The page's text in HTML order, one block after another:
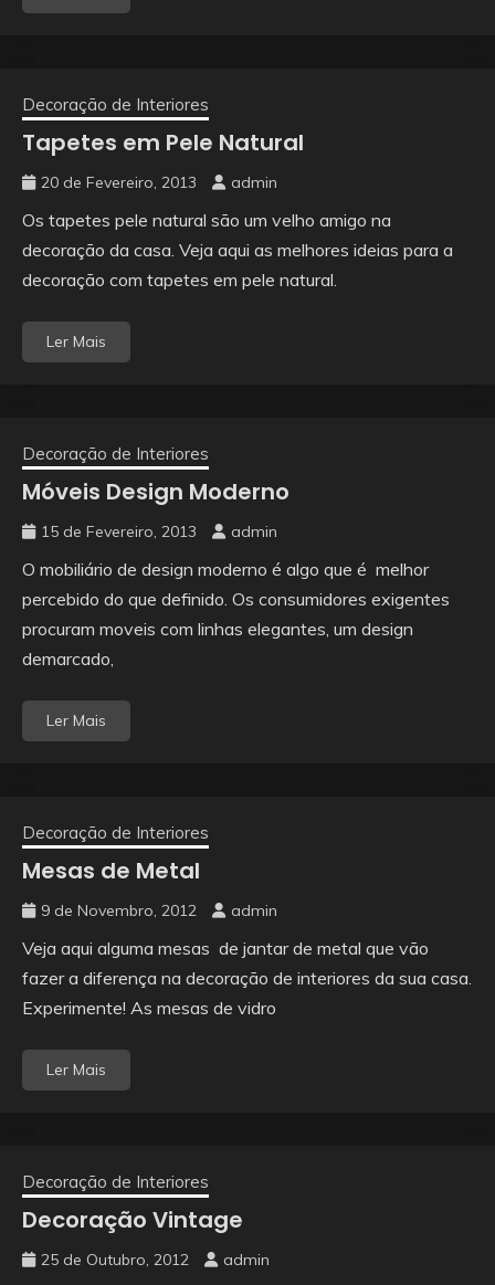
Decoração de Interiores
Tapetes em Pele Natural
20 de Fevereiro, 2013 admin
Os tapetes pele natural são um velho amigo na
decoração da casa. Veja aqui as melhores ideias para a
decoração com tapetes em pele natural.
Ler Mais
Decoração de Interiores
Móveis Design Moderno
15 de Fevereiro, 2013 admin
O mobiliário de design moderno é algo que é melhor
percebido do que definido. Os consumidores exigentes
procuram moveis com linhas elegantes, um design
demarcado,
Ler Mais
Decoração de Interiores
Mesas de Metal
9 de Novembro, 2012 admin
Veja aqui alguma mesas de jantar de metal que vão
fazer a diferença na decoração de interiores da sua casa.
Experimente! As mesas de vidro
Ler Mais
Decoração de Interiores
Decoração Vintage
25 de Outubro, 2012 admin